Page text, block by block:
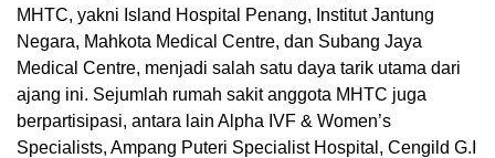
MHTC, yakni Island Hospital Penang, Institut Jantung
Negara, Mahkota Medical Centre, dan Subang Jaya
Medical Centre, menjadi salah satu daya tarik utama dari
ajang ini. Sejumlah rumah sakit anggota MHTC juga
berpartisipasi, antara lain Alpha IVF & Women’s
Specialists, Ampang Puteri Specialist Hospital, Cengild G.I